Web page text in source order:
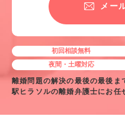
メー
初回相談無料
夜間・土曜対応
離婚問題の解決の最後の最後ま
駅ヒラソルの離婚弁護士にお任